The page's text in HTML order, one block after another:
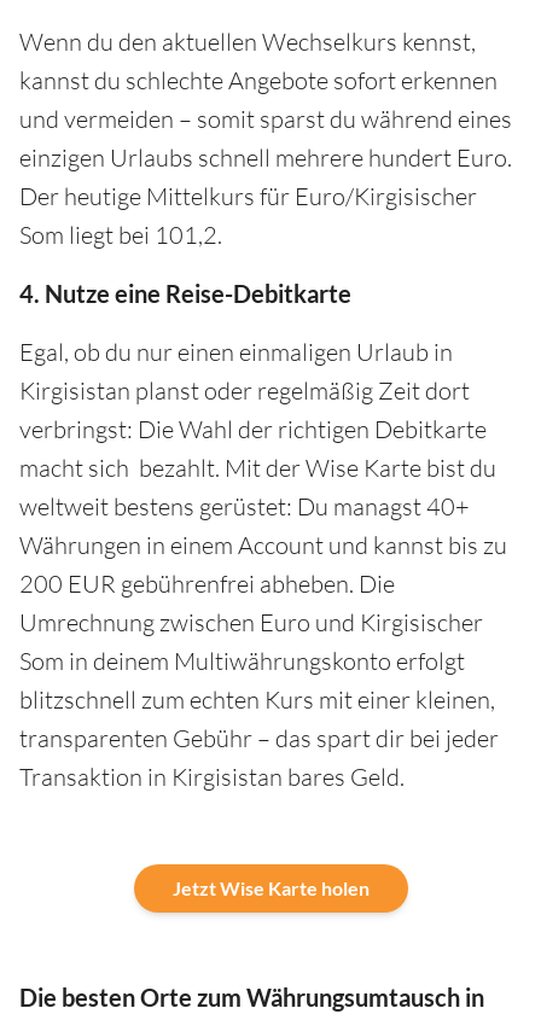
Wenn du den aktuellen Wechselkurs kennst,
kannst du schlechte Angebote sofort erkennen
und vermeiden – somit sparst du während eines
einzigen Urlaubs schnell mehrere hundert Euro.
Der heutige Mittelkurs für Euro/Kirgisischer
Som liegt bei 101,2.
4. Nutze eine Reise-Debitkarte
Egal, ob du nur einen einmaligen Urlaub in
Kirgisistan planst oder regelmäßig Zeit dort
verbringst: Die Wahl der richtigen Debitkarte
macht sich bezahlt. Mit der Wise Karte bist du
weltweit bestens gerüstet: Du managst 40+
Währungen in einem Account und kannst bis zu
200 EUR gebührenfrei abheben. Die
Umrechnung zwischen Euro und Kirgisischer
Som in deinem Multiwährungskonto erfolgt
blitzschnell zum echten Kurs mit einer kleinen,
transparenten Gebühr – das spart dir bei jeder
Transaktion in Kirgisistan bares Geld.
Jetzt Wise Karte holen
Die besten Orte zum Währungsumtausch in